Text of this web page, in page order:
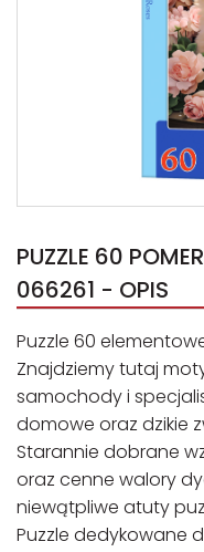
PUZZLE 60
066261 - OPIS
Puzzle 60 elementowe
Znajdziemy tutaj
samochody i
domowe oraz dzikie
Starannie dobrane
oraz cenne walory
niewątpliwe atuty
Puzzle dedykowane